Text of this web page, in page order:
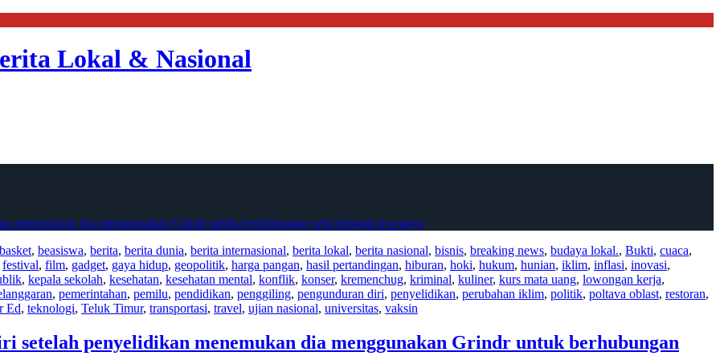
Lokal & Nasional
menemukan dia menggunakan Grindr untuk berhubungan seks dengan siswanya
basket, beasiswa, berita, berita dunia, berita internasional, berita lokal, berita nasional, bisnis, breaking news, budaya lokal., Bukti, cuaca,
festival, film, gadget, gaya hidup, geopolitik, harga pangan, hasil pertandingan, hiburan, hoki, hukum, hunian, iklim, inflasi, inovasi,
, kepala sekolah, kesehatan, kesehatan mental, konflik, konser, kremenchug, kriminal, kuliner, kurs mata uang, lowongan kerja,
, pemerintahan, pemilu, pendidikan, penggiling, pengunduran diri, penyelidikan, perubahan iklim, politik, poltava oblast, restoran,
Ed, teknologi, Teluk Timur, transportasi, travel, ujian nasional, universitas, vaksin
setelah penyelidikan menemukan dia menggunakan Grindr untuk berhubungan